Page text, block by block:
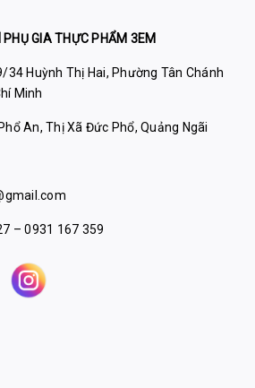
GIA THỰC PHẨM 3EM
Huỳnh Thị Hai, Phường Tân Chánh
Minh
An, Thị Xã Đức Phổ, Quảng Ngãi
– 0931 167 359